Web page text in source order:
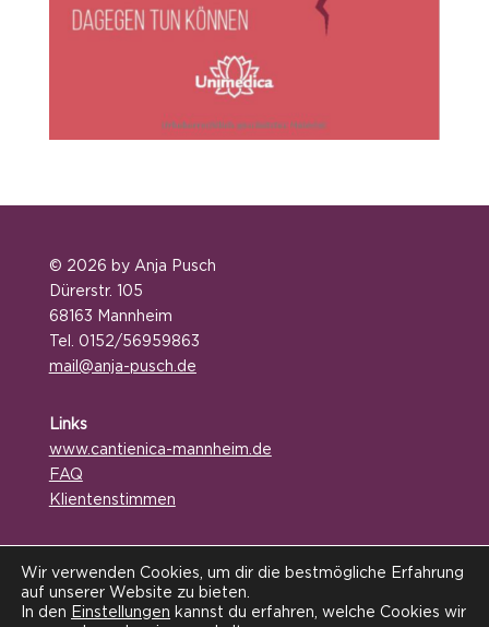
© 2026 by Anja Pusch
Dürerstr. 105
68163 Mannheim
Tel. 0152/56959863
mail@anja-pusch.de
Links
www. cantienica-mannheim.de
FAQ
Klientenstimmen
Online-Terminbuchung
Kontakt / Anfahrt
Wir verwenden Cookies, um dir die bestmögliche Erfahrung
auf unserer Website zu bieten.
In den Einstellungen kannst du erfahren, welche Cookies wir